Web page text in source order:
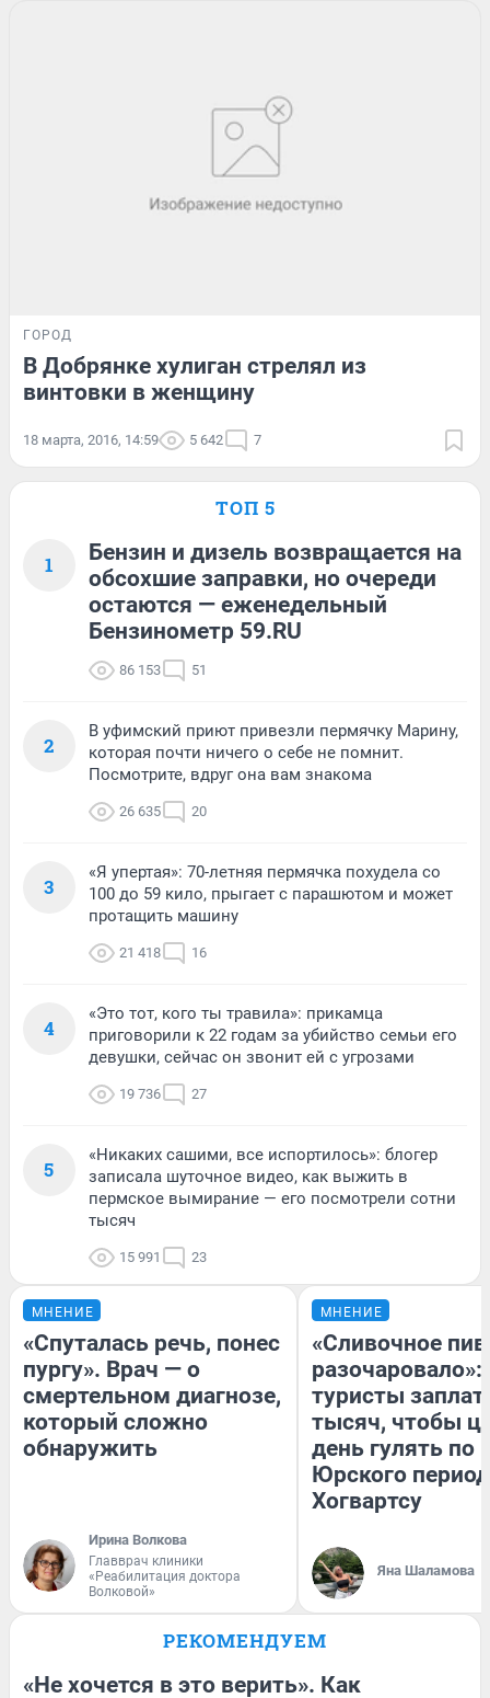
ГОРОД
В Добрянке хулиган стрелял из
винтовки в женщину
18 марта, 2016, 14:59 5 642 7
ТОП 5
1
Бензин и дизель возвращается на
обсохшие заправки, но очереди
остаются — еженедельный
Бензинометр 59.RU
86 153 51
2
В уфимский приют привезли пермячку Марину,
которая почти ничего о себе не помнит.
Посмотрите, вдруг она вам знакома
26 635 20
3
«Я упертая»: 70-летняя пермячка похудела со
100 до 59 кило, прыгает с парашютом и может
протащить машину
21 418 16
4
«Это тот, кого ты травила»: прикамца
приговорили к 22 годам за убийство семьи его
девушки, сейчас он звонит ей с угрозами
19 736 27
5
«Никаких сашими, все испортилось»: блогер
записала шуточное видео, как выжить в
пермское вымирание — его посмотрели сотни
тысяч
15 991 23
МНЕНИЕ
«Спуталась речь, понес
пургу». Врач — о
смертельном диагнозе,
который сложно
обнаружить
Ирина Волкова
Главврач клиники
«Реабилитация доктора
Волковой»
МНЕНИЕ
«Сливочное
разочаровало»:
туристы
тысяч, чтобы
день гулять по
Юрского
Хогвартсу
Яна Шаламова
РЕКОМЕНДУЕМ
«Не хочется в это верить». Как